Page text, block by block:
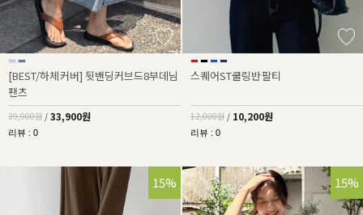
[BEST/하체커버] 뒷밴딩커브드8부데님
팬츠
39,900원 / 33,900원
리뷰 : 0
스퀘어ST쿨링반팔티
12,000원 / 10,200원
리뷰 : 0
15% 15%